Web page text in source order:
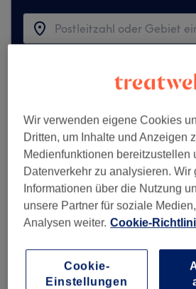
Auf Treatwell
Wir verwenden eigene Cookies
Dritten, um Inhalte und Anzeigen
Medienfunktionen bereitzustellen
Datenverkehr zu analysieren. Wir
Informationen über die Nutzung
unsere Partner für soziale
Analysen weiter. Cookie-
Cookie-
Einstellungen